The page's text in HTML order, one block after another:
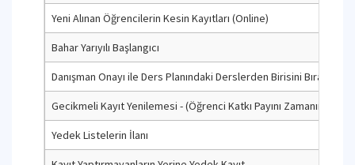
Yeni Alınan Öğrencilerin Kesin Kayıtları (Online)
Bahar Yarıyılı Başlangıcı
Danışman Onayı ile Ders Planındaki Derslerden Birisini Bırakıp
Gecikmeli Kayıt Yenilemesi - (Öğrenci Katkı Payını Zamanında
Yedek Listelerin İlanı